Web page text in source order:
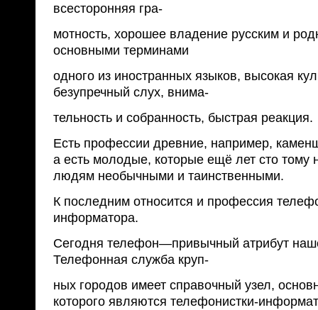
всесторонняя гра-
мотность, хорошее владение русским и
основными терминами
одного из иностранных языков, высокая
безупречный слух, внима-
тельность и собранность, быстрая реакция.
Есть профессии древние, например,
а есть молодые, которые ещё лет сто тому
людям необычными и таинственными.
К последним относится и профессия
информатора.
Сегодня телефон—привычный атрибут
Телефонная служба круп-
ных городов имеет справочный узел,
которого являются телефонистки-